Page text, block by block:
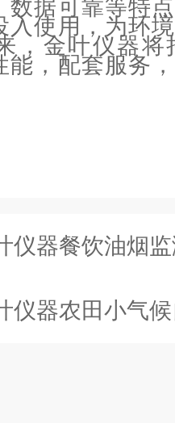
数据可靠等特
入使用，为环
，金叶仪器将
能，配套服务
器餐饮油烟监测设备
器农田小气候自动气